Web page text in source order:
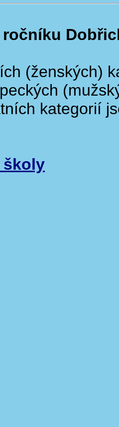
(ženských)
kategorií
školy